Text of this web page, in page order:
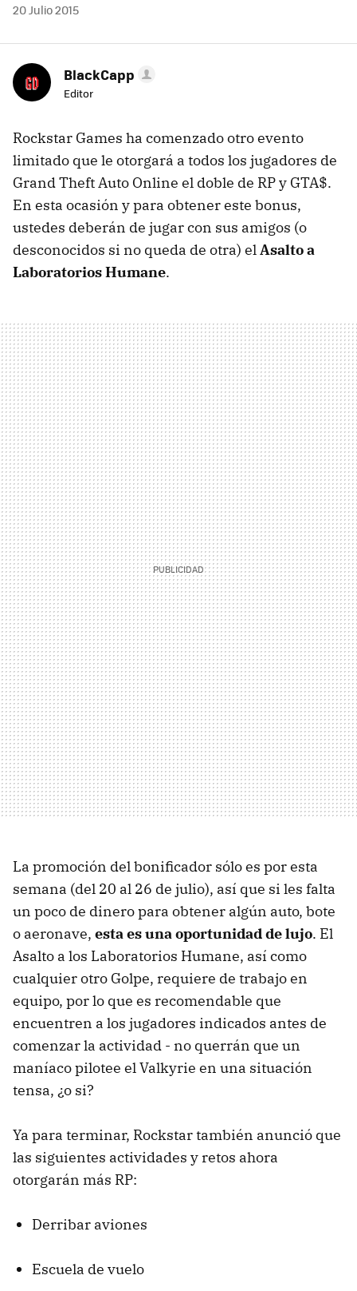
20 Julio 2015
BlackCapp
Editor
Rockstar Games ha comenzado otro evento
limitado que le otorgará a todos los jugadores de
Grand Theft Auto Online el doble de RP y GTA$.
En esta ocasión y para obtener este bonus,
ustedes deberán de jugar con sus amigos (o
desconocidos si no queda de otra) elAsalto a
Laboratorios Humane.
La promoción del bonificador sólo es por esta
semana (del 20 al 26 de julio), así que si les falta
un poco de dinero para obtener algún auto, bote
o aeronave, esta es una oportunidad de lujo. El
Asalto a los Laboratorios Humane, así como
cualquier otro Golpe, requiere de trabajo en
equipo, por lo que es recomendable que
encuentren a los jugadores indicados antes de
comenzar la actividad - no querrán que un
maníaco pilotee el Valkyrie en una situación
tensa, ¿o si?
Ya para terminar, Rockstar también anunció que
las siguientes actividades y retos ahora
otorgarán más RP:
Derribar aviones
Escuela de vuelo